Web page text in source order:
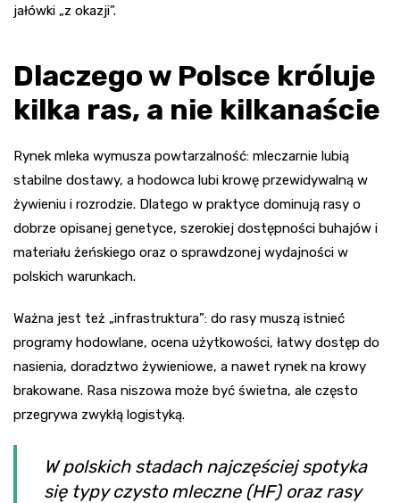
jałówki „z okazji”.
Dlaczego w Polsce króluje
kilka ras, a nie kilkanaście
Rynek mleka wymusza powtarzalność: mleczarnie lubią
stabilne dostawy, a hodowca lubi krowę przewidywalną w
żywieniu i rozrodzie. Dlatego w praktyce dominują rasy o
dobrze opisanej genetyce, szerokiej dostępności buhajów i
materiału żeńskiego oraz o sprawdzonej wydajności w
polskich warunkach.
Ważna jest też „infrastruktura”: do rasy muszą istnieć
programy hodowlane, ocena użytkowości, łatwy dostęp do
nasienia, doradztwo żywieniowe, a nawet rynek na krowy
brakowane. Rasa niszowa może być świetna, ale często
przegrywa zwykłą logistyką.
W polskich stadach najczęściej spotyka
się typy czysto mleczne (HF) oraz rasy